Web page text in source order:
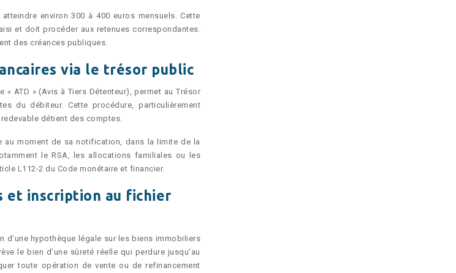
environ 300 à 400 euros mensuels. Cette
et doit procéder aux retenues correspondantes.
des créances publiques.
via le trésor public
ATD » (Avis à Tiers Détenteur), permet au Trésor
du débiteur. Cette procédure, particulièrement
détient des comptes.
au moment de sa notification, dans la limite de la
le RSA, les allocations familiales ou les
L112-2 du Code monétaire et financier.
et inscription au fichier
d’une hypothèque légale sur les biens immobiliers
le bien d’une sûreté réelle qui perdure jusqu’au
toute opération de vente ou de refinancement